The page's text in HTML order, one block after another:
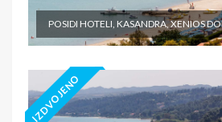
POSIDI HOTELI, KASANDRA, XENIOS
IZDVOJENO